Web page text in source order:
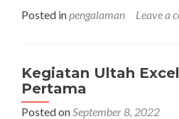
Kecil
Posted inpengalaman Leave a
Kegiatan Ultah
Pertama
Posted onSeptember 8, 2022